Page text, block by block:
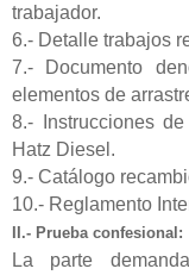
trabajador.
6.- Detalle trabajos
7.- Documento
elementos de
8.- Instrucciones
Hatz Diesel.
9.- Catálogo
10.- Reglamento
II.- Prueba confesional:
La parte